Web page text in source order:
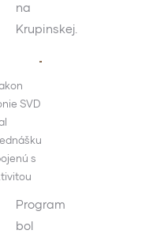
na
Krupinskej.
SVD
s
Program
bol